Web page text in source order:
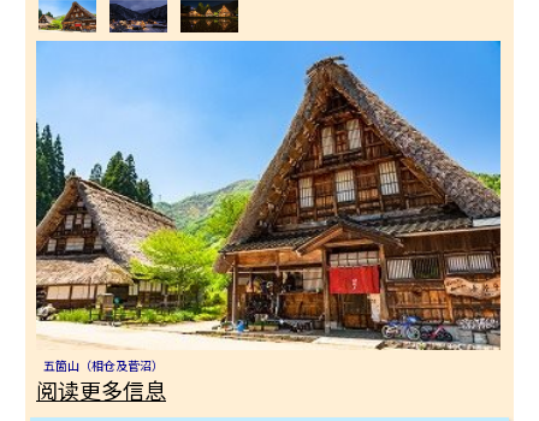
五箇山（相仓及菅沼）
阅读更多信息